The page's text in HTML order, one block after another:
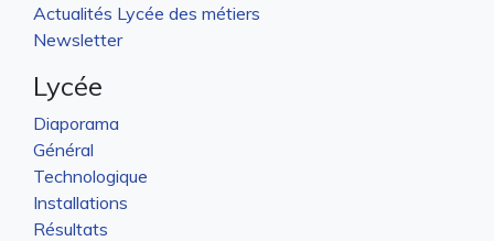
Actualités Lycée des métiers
Newsletter
Lycée
Diaporama
Général
Technologique
Installations
Résultats